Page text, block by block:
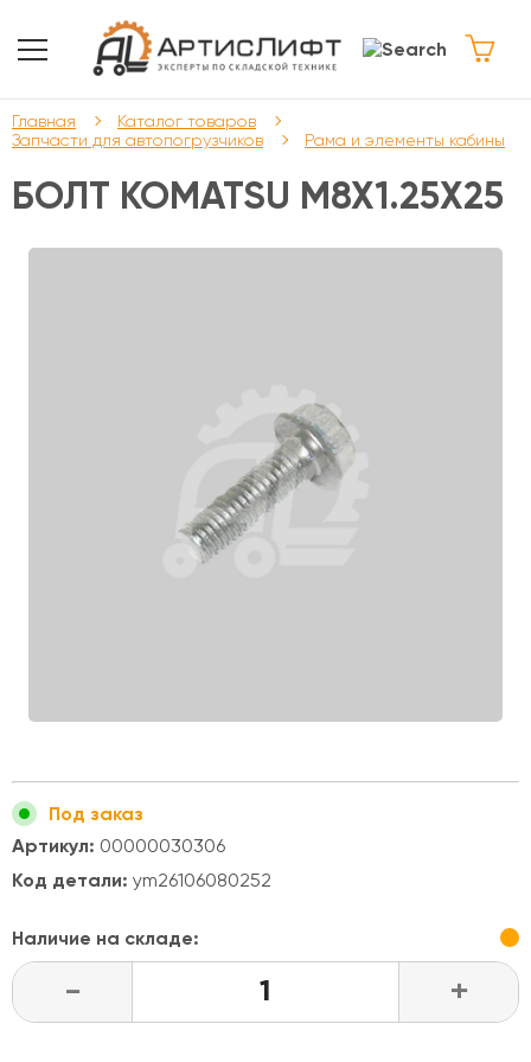
Главная
Каталог товаров
Запчасти для автопогрузчиков
Рама и элементы кабины
БОЛТ KOMATSU М8Х1.25Х25
Под заказ
Артикул: 00000030306
Код детали: ym26106080252
Наличие на складе:
- +